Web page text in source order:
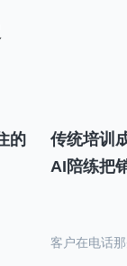
的
传统培训
AI陪练把
客户在电话